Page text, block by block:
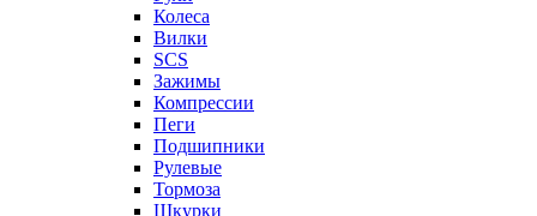
Колеса
Вилки
SCS
Зажимы
Компрессии
Пеги
Подшипники
Рулевые
Тормоза
Шкурки